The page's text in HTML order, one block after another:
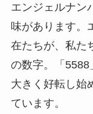
エンジェルナン
味があります。
在たちが、私た
の数字。「
大きく好転し始
ています。